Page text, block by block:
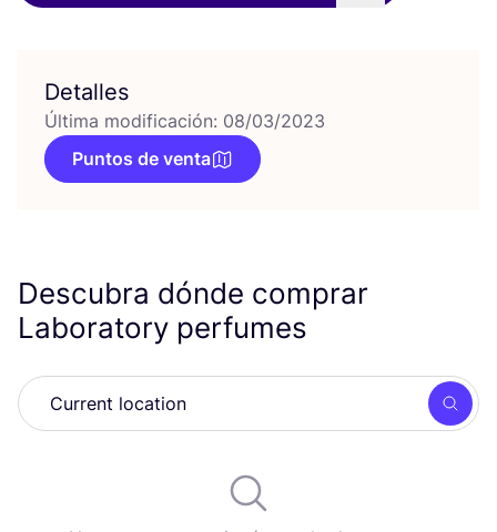
Detalles
Última modificación: 08/03/2023
Puntos de venta
Descubra dónde comprar
Laboratory perfumes